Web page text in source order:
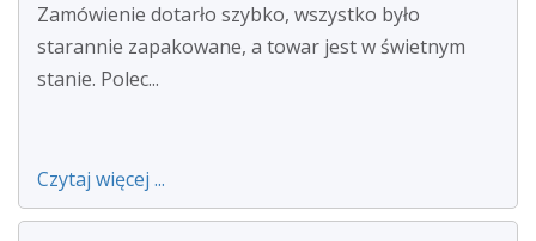
Zamówienie dotarło szybko, wszystko było
starannie zapakowane, a towar jest w świetnym
stanie. Polec...
Czytaj więcej ...